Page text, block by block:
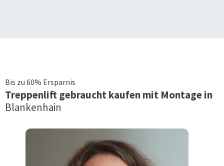
Bis zu 60% Ersparnis
Treppenliftgebraucht kaufen mit Montage in
Blankenhain